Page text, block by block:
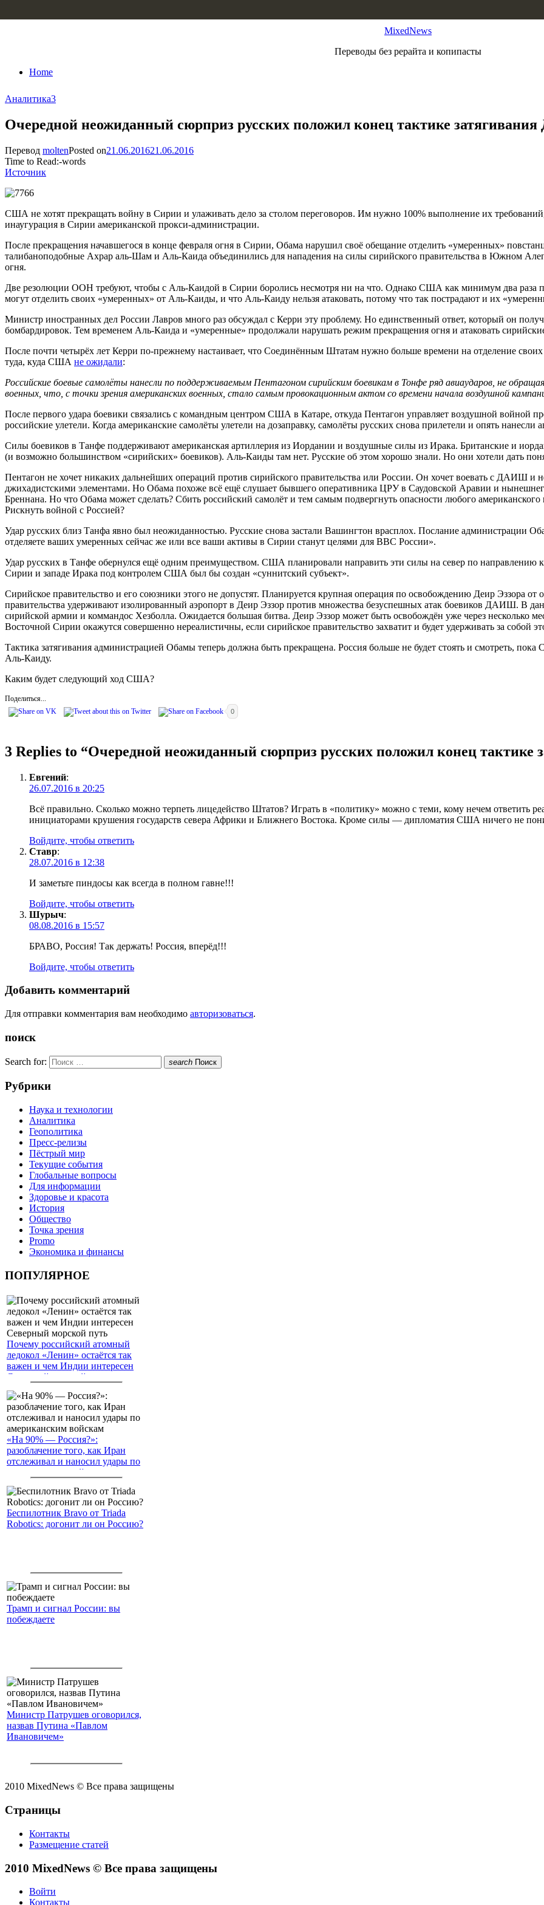
MixedNews
Переводы без рерайта и копипасты
Home
Аналитика3
Очередной неожиданный сюрприз русских положил конец тактике
Перевод moltenPosted on21.06.201621.06.2016
Time to Read:-words
Источник
США не хотят прекращать войну в Сирии и улаживать дело за столом переговоров. Им нужно 100% выполнение их требований,
инаугурация в Сирии американской прокси-администрации.
После прекращения начавшегося в конце февраля огня в Сирии, Обама нарушил своё обещание отделить «умеренных»
талибаноподобные Ахрар аль-Шам и Аль-Каида объединились для нападения на силы сирийского правительства в Южном
огня.
Две резолюции ООН требуют, чтобы с Аль-Каидой в Сирии боролись несмотря ни на что. Однако США как минимум два раза
могут отделить своих «умеренных» от Аль-Каиды, и что Аль-Каиду нельзя атаковать, потому что так пострадают и их
Министр иностранных дел России Лавров много раз обсуждал с Керри эту проблему. Но единственный ответ, который он
бомбардировок. Тем временем Аль-Каида и «умеренные» продолжали нарушать режим прекращения огня и атаковать
После почти четырёх лет Керри по-прежнему настаивает, что Соединённым Штатам нужно больше времени на отделение
туда, куда США не ожидали:
Российские боевые самолёты нанесли по поддерживаемым Пентагоном сирийским боевикам в Тонфе ряд авиаударов, не
военных, что, с точки зрения американских военных, стало самым провокационным актом со времени начала воздушной
После первого удара боевики связались с командным центром США в Катаре, откуда Пентагон управляет воздушной войной
российские улетели. Когда американские самолёты улетели на дозаправку, самолёты русских снова прилетели и опять нанесли
Силы боевиков в Танфе поддерживают американская артиллерия из Иордании и воздушные силы из Ирака. Британские и
(и возможно большинством «сирийских» боевиков). Аль-Каиды там нет. Русские об этом хорошо знали. Но они хотели дать
Пентагон не хочет никаких дальнейших операций против сирийского правительства или России. Он хочет воевать с ДАИШ
джихадистскими элементами. Но Обама похоже всё ещё слушает бывшего оперативника ЦРУ в Саудовской Аравии и
Бреннана. Но что Обама может сделать? Сбить российский самолёт и тем самым подвергнуть опасности любого
Рискнуть войной с Россией?
Удар русских близ Танфа явно был неожиданностью. Русские снова застали Вашингтон врасплох. Послание администрации
отделяете ваших умеренных сейчас же или все ваши активы в Сирии станут целями для ВВС России».
Удар русских в Танфе обернулся ещё одним преимуществом. США планировали направить эти силы на север по
Сирии и западе Ирака под контролем США был бы создан «суннитский субъект».
Сирийское правительство и его союзники этого не допустят. Планируется крупная операция по освобождению Деир Эззора
правительства удерживают изолированный аэропорт в Деир Эззор против множества безуспешных атак боевиков ДАИШ. В
сирийской армии и коммандос Хезболла. Ожидается большая битва. Деир Эззор может быть освобождён уже через несколько
Восточной Сирии окажутся совершенно нереалистичны, если сирийское правительство захватит и будет удерживать за собой
Тактика затягивания администрацией Обамы теперь должна быть прекращена. Россия больше не будет стоять и смотреть,
Аль-Каиду.
Каким будет следующий ход США?
Поделиться...
0
3 Replies to “Очередной неожиданный сюрприз русских положил конец тактике
Евгений:
26.07.2016 в 20:25
Всё правильно. Сколько можно терпеть лицедейство Штатов? Играть в «политику» можно с теми, кому нечем ответить
инициаторами крушения государств севера Африки и Ближнего Востока. Кроме силы — дипломатия США ничего не
Войдите, чтобы ответить
Ставр:
28.07.2016 в 12:38
И заметьте пиндосы как всегда в полном гавне!!!
Войдите, чтобы ответить
Шурыч:
08.08.2016 в 15:57
БРАВО, Россия! Так держать! Россия, вперёд!!!
Войдите, чтобы ответить
Добавить комментарий
Для отправки комментария вам необходимо авторизоваться.
поиск
Search for: search Поиск
Рубрики
Наука и технологии
Аналитика
Геополитика
Пресс-релизы
Пёстрый мир
Текущие события
Глобальные вопросы
Для информации
Здоровье и красота
История
Общество
Точка зрения
Promo
Экономика и финансы
ПОПУЛЯРНОЕ
Почему российский атомный
ледокол «Ленин» остаётся так
важен и чем Индии интересен
Северный морской путь
«На 90% — Россия?»:
разоблачение того, как Иран
отслеживал и наносил удары по
американским войскам
Беспилотник Bravo от Triada
Robotics: догонит ли он Россию?
Трамп и сигнал России: вы
побеждаете
Министр Патрушев оговорился,
назвав Путина «Павлом
Ивановичем»
2010 MixedNews © Все права защищены
Страницы
Контакты
Размещение статей
2010 MixedNews © Все права защищены
Войти
Контакты